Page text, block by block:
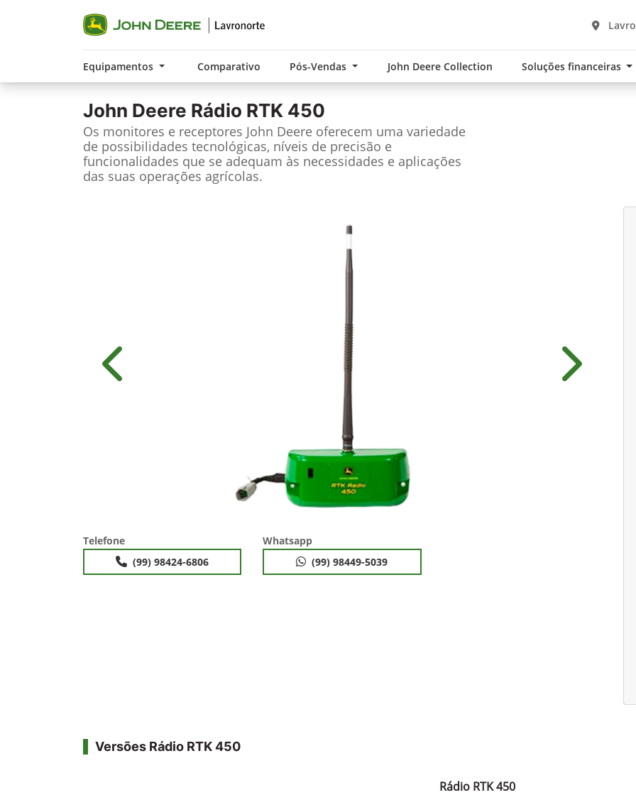
Equipamentos Comparativo Pós-Vendas John Deere Collection Soluções financeiras
John Deere Rádio RTK 450
Os monitores e receptores John Deere oferecem uma variedade
de possibilidades tecnológicas, níveis de precisão e
funcionalidades que se adequam às necessidades e aplicações
das suas operações agrícolas.
Anterior Próximo
Telefone
(99) 98424-6806
Whatsapp
(99) 98449-5039
Versões Rádio RTK 450
Rádio RTK 450